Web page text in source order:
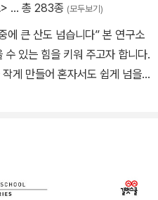
… 총 283종 (모두보기)
산도 넘습니다” 본 연구소
있는 힘을 키워 주고자 합니다.
게 만들어 혼자서도 쉽게 넘을
저작물 : <기적의 파닉스> <기